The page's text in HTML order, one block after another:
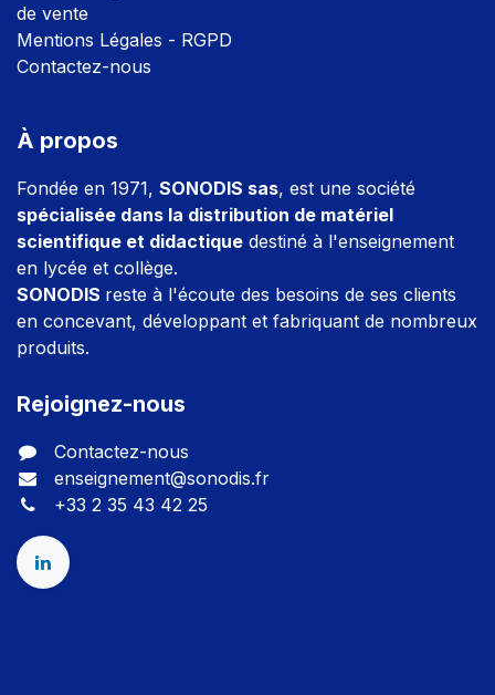
de vente
Mentions Légales - RGPD
Contactez-nous
À propos
Fondée en 1971, SONODIS sas, est une société
spécialisée dans la distribution de matériel
scientifique et didactique destiné à l'enseignement
en lycée et collège.
SONODIS reste à l'écoute des besoins de ses clients
en concevant, développant et fabriquant de nombreux
produits.
Rejoignez-nous
Contactez-nous
enseignement@sonodis.fr
+33 2 35 43 42 25